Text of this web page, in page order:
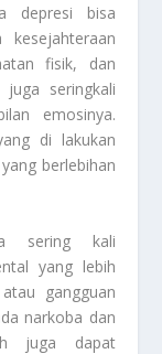
depresi bisa
fisik, dan
seringkali
emosinya.
di lakukan
berlebihan
sering kali
yang lebih
gangguan
narkoba dan
juga dapat